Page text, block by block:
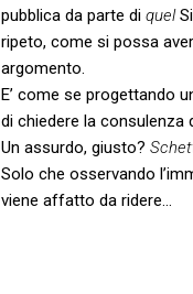
pubblica da parte di quel
ripeto, come si possa
argomento.
E’ come se progettando
di chiedere la consulenza
Un assurdo, giusto?
Solo che osservando
viene affatto da ridere…